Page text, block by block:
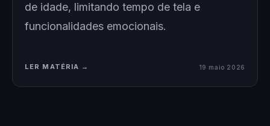
de idade, limitando tempo de tela e
funcionalidades emocionais.
LER MATÉRIA → 19 maio 2026